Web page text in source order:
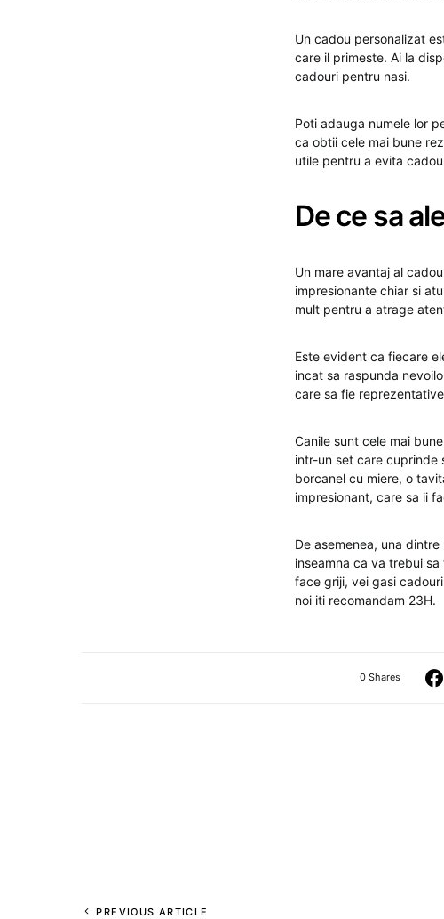
Un cadou personalizat
care il primeste. Ai la
cadouri pentru nasi.
Poti adauga numele lor
ca obtii cele mai bune
utile pentru a evita
De ce sa
Un mare avantaj al
impresionante chiar si
mult pentru a atrage
Este evident ca fiecare
incat sa raspunda
care sa fie
Canile sunt cele mai
intr-un set care cuprinde
borcanel cu miere, o
impresionant, care sa ii
De asemenea, una
inseamna ca va trebui
face griji, vei gasi
noi iti recomandam 23H.
0 Shares
PREVIOUS ARTICLE